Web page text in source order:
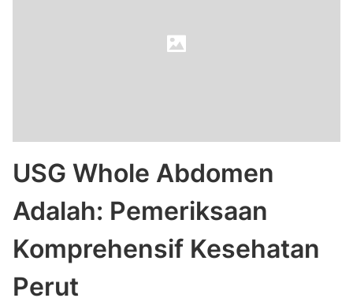
USG Whole Abdomen
Adalah: Pemeriksaan
Komprehensif Kesehatan
Perut